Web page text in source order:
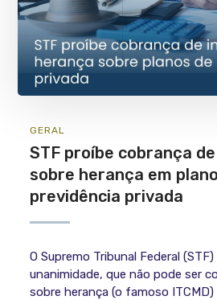
GERAL
STF proíbe cobrança
sobre herança em
previdência privada
O Supremo Tribunal Federal
unanimidade, que não pode ser
sobre herança (o famoso